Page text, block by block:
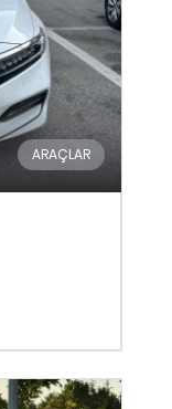
ARAÇLAR